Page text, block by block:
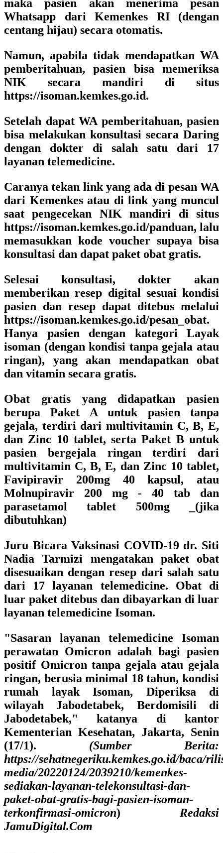
maka pasien akan menerima pesan
Whatsapp dari Kemenkes RI (dengan
centang hijau) secara otomatis.
Namun, apabila tidak mendapatkan WA
pemberitahuan, pasien bisa memeriksa
NIK secara mandiri di situs
https://isoman.kemkes.go.id.
Setelah dapat WA pemberitahuan, pasien
bisa melakukan konsultasi secara Daring
dengan dokter di salah satu dari 17
layanan telemedicine.
Caranya tekan link yang ada di pesan WA
dari Kemenkes atau di link yang muncul
saat pengecekan NIK mandiri di situs
https://isoman.kemkes.go.id/panduan, lalu
memasukkan kode voucher supaya bisa
konsultasi dan dapat paket obat gratis.
Selesai konsultasi, dokter akan
memberikan resep digital sesuai kondisi
pasien dan resep dapat ditebus melalui
https://isoman.kemkes.go.id/pesan_obat.
Hanya pasien dengan kategori Layak
isoman (dengan kondisi tanpa gejala atau
ringan), yang akan mendapatkan obat
dan vitamin secara gratis.
Obat gratis yang didapatkan pasien
berupa Paket A untuk pasien tanpa
gejala, terdiri dari multivitamin C, B, E,
dan Zinc 10 tablet, serta Paket B untuk
pasien bergejala ringan terdiri dari
multivitamin C, B, E, dan Zinc 10 tablet,
Favipiravir 200mg 40 kapsul, atau
Molnupiravir 200 mg - 40 tab dan
parasetamol tablet 500mg _(jika
dibutuhkan)
Juru Bicara Vaksinasi COVID-19 dr. Siti
Nadia Tarmizi mengatakan paket obat
disesuaikan dengan resep dari salah satu
dari 17 layanan telemedicine. Obat di
luar paket ditebus dan dibayarkan di luar
layanan telemedicine Isoman.
"Sasaran layanan telemedicine Isoman
perawatan Omicron adalah bagi pasien
positif Omicron tanpa gejala atau gejala
ringan, berusia minimal 18 tahun, kondisi
rumah layak Isoman, Diperiksa di
wilayah Jabodetabek, Berdomisili di
Jabodetabek," katanya di kantor
Kementerian Kesehatan, Jakarta, Senin
(17/1). (Sumber Berita:
https://sehatnegeriku.kemkes.go.id/baca/
media/20220124/2039210/kemenkes-
sediakan-layanan-telekonsultasi-dan-
paket-obat-gratis-bagi-pasien-isoman-
terkonfirmasi-omicron) Redaksi
JamuDigital.Com